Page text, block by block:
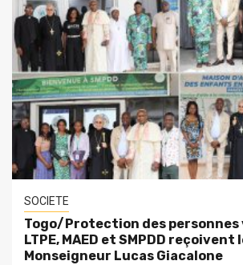
SOCIETE
Togo/Protection des personnes
LTPE, MAED et SMPDD
Monseigneur Lucas Giacalone